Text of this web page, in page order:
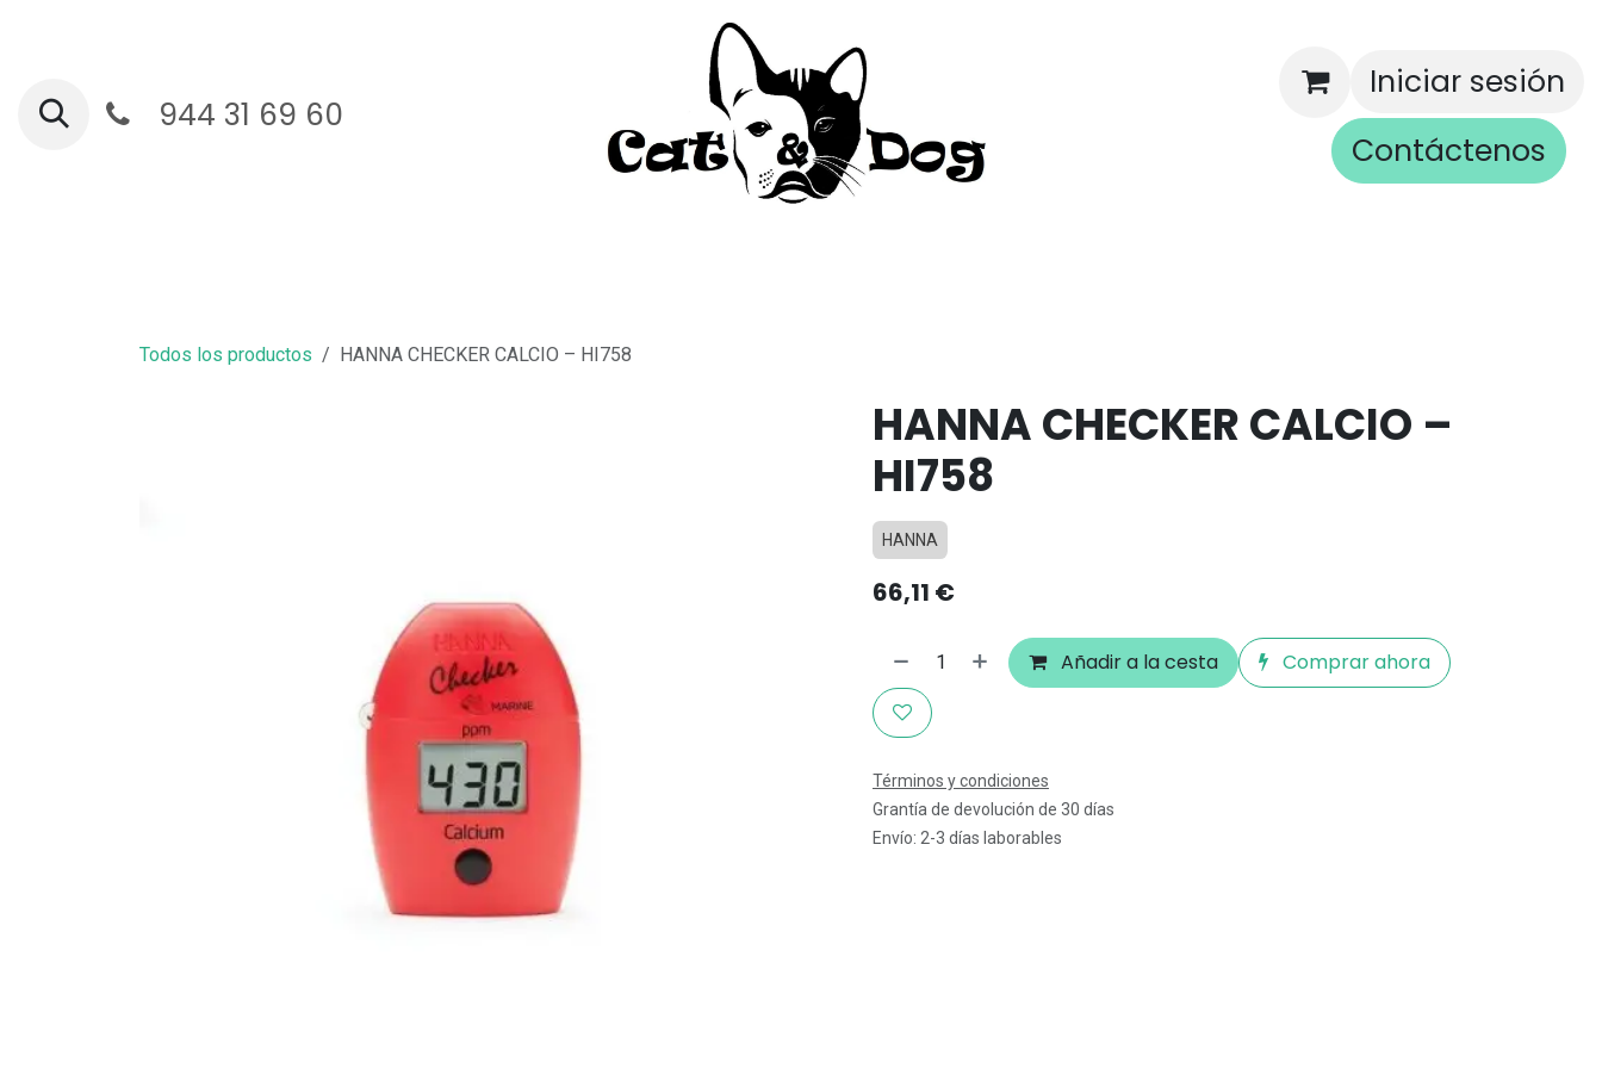
944 31 69 60
Iniciar sesión
Contáctenos
Todos los productos HANNA CHECKER CALCIO – HI758
HANNA CHECKER CALCIO –
HI758
HANNA
66,11 €
Añadir a la cesta Comprar ahora
Términos y condiciones
Grantía de devolución de 30 días
Envío: 2-3 días laborables